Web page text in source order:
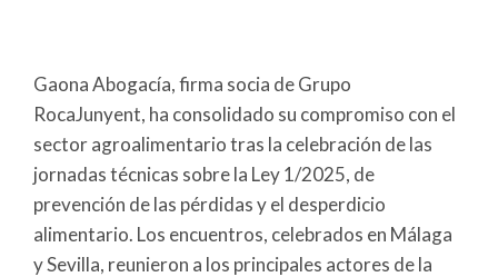
Gaona Abogacía, firma socia de Grupo
RocaJunyent, ha consolidado su compromiso con el
sector agroalimentario tras la celebración de las
jornadas técnicas sobre la Ley 1/2025, de
prevención de las pérdidas y el desperdicio
alimentario. Los encuentros, celebrados en Málaga
y Sevilla, reunieron a los principales actores de la